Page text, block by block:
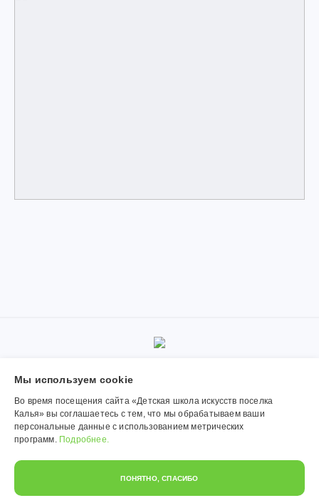
© 2019-2026, Муниципальное автономное учреждение
дополнительного образования «Детская школа искусств поселка
Калья». Использование материалов сайта согласуется с
администрацией учреждения.
Обработка персональных данных
Мы используем сookie
Во время посещения сайта «Детская школа искусств поселка
Калья» вы соглашаетесь с тем, что мы обрабатываем ваши
персональные данные с использованием метрических
программ. Подробнее.
ПОНЯТНО, СПАСИБО